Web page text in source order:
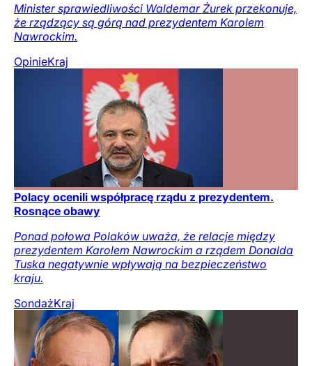
Minister sprawiedliwości Waldemar Żurek przekonuje,
że rządzący są górą nad prezydentem Karolem
Nawrockim.
OpinieKraj
Polacy ocenili współpracę rządu z prezydentem.
Rosnące obawy
Ponad połowa Polaków uważa, że relacje między
prezydentem Karolem Nawrockim a rządem Donalda
Tuska negatywnie wpływają na bezpieczeństwo
kraju.
SondażKraj